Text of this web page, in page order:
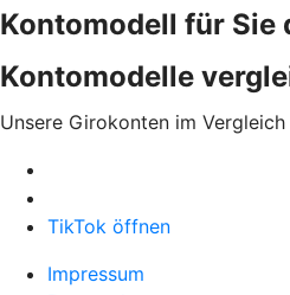
Kontomodell für Sie
Kontomodelle
Unsere Girokonten im Vergleich
TikTok öffnen
Impressum